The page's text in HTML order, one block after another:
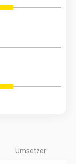
Umsetzer